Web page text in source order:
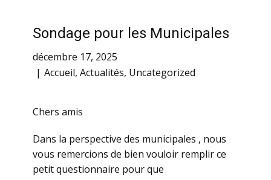
Sondage pour les Municipales
décembre 17, 2025
Accueil, Actualités, Uncategorized
Chers amis
Dans la perspective des municipales , nous
vous remercions de bien vouloir remplir ce
petit questionnaire pour que